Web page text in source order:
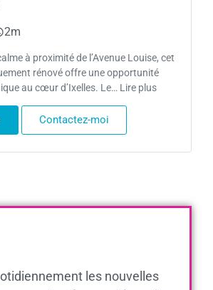
2m
à proximité de l’Avenue Louise, cet
rénové offre une opportunité
au cœur d’Ixelles. Le… Lire plus
Contactez-moi
les nouvelles